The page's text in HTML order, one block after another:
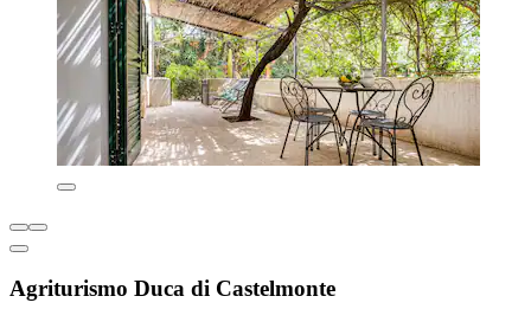
Agriturismo Duca di Castelmonte